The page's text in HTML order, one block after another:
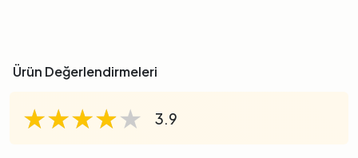
Ürün Değerlendirmeleri
★★★★★
★★★★★
★★★★★ 3.9